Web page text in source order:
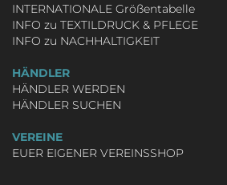
INTERNATIONALE Größentabelle
INFO zu TEXTILDRUCK & PFLEGE
INFO zu NACHHALTIGKEIT
HÄNDLER
HÄNDLER WERDEN
HÄNDLER SUCHEN
VEREINE
EUER EIGENER VEREINSSHOP